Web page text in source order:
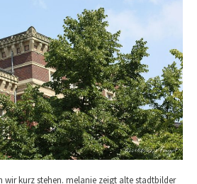
wir kurz stehen. melanie zeigt alte stadtbilder